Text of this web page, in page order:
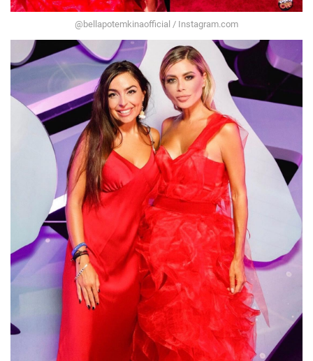
@bellapotemkinaofficial / Instagram.com